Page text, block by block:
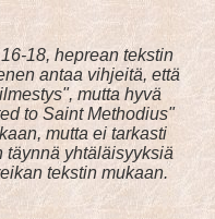
18, heprean tekstin
antaa vihjeitä, että
mutta hyvä
to Saint Methodius"
mutta ei tarkasti
täynnä yhtäläisyyksiä
tekstin mukaan.